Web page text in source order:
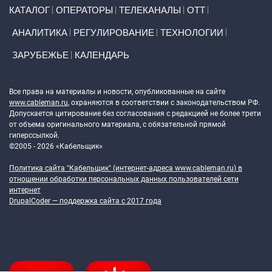
КАТАЛОГ ОПЕРАТОРЫ ТЕЛЕКАНАЛЫ ОТТ
АНАЛИТИКА РЕГУЛИРОВАНИЕ ТЕХНОЛОГИИ
ЗАРУБЕЖЬЕ КАЛЕНДАРЬ
Все права на материалы и новости, опубликованные на сайте
www.cableman.ru, охраняются в соответствии с законодательством РФ.
Допускается цитирование без согласования с редакцией не более трети
от объема оригинального материала, с обязательной прямой
гиперссылкой.
©2005 - 2026 «Кабельщик»
Политика сайта "Кабельщик" (интернет-адреса www.cableman.ru) в
отношении обработки персональных данных пользователей сети
интернет
DrupalCoder — поддержка сайта c 2017 года